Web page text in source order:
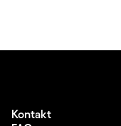
Kontakt